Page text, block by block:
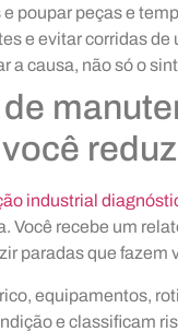
poupar peças e
e evitar corridas de
a causa, não só o
industrial
Você recebe um
paradas que fazem
equipamentos,
e classificam